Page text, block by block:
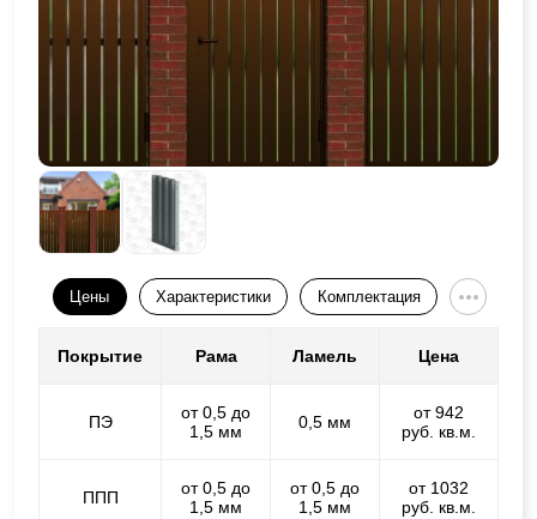
Цены Характеристики Комплектация
Покрытие Рама Ламель Цена
ПЭ
от 0,5 до
1,5 мм
0,5 мм
от 942
руб. кв.м.
ППП
от 0,5 до
1,5 мм
от 0,5 до
1,5 мм
от 1032
руб. кв.м.